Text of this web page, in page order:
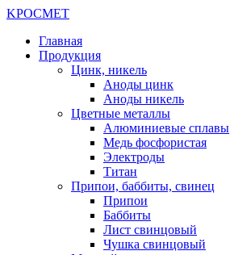
KРОСМЕТ
Главная
Продукция
Цинк, никель
Аноды цинк
Аноды никель
Цветные металлы
Алюминиевые сплавы
Медь фосфористая
Электроды
Титан
Припои, баббиты, свинец
Припои
Баббиты
Лист свинцовый
Чушка свинцовый